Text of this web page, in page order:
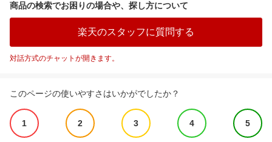
商品の検索でお困りの場合や、探し方について
楽天のスタッフに質問する
対話方式のチャットが開きます。
このページの使いやすさはいかがでしたか？
1 2 3 4 5